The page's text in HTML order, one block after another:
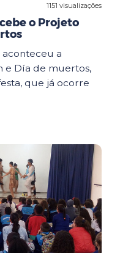
1151 visualizações
o Projeto
a
e Día de muertos,
que já ocorre